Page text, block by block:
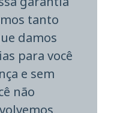
tanto
damos
para você
e sem
não